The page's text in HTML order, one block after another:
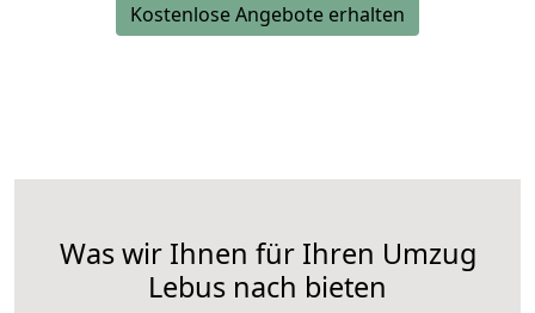
Kostenlose Angebote erhalten
Was wir Ihnen für Ihren Umzug
Lebus nach bieten